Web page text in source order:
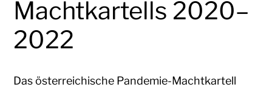
Machtkartells 2020–
2022
Das österreichische Pandemie-Machtkartell